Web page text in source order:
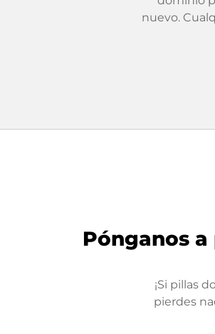
nuevo.
Pónganos
¡Si pillas
pierdes